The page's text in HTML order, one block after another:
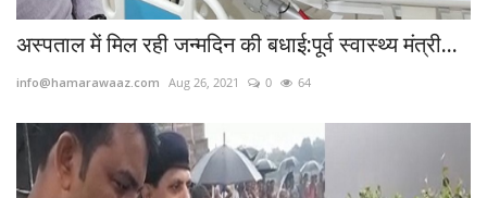
अस्पताल में मिल रही जन्मदिन की बधाई:पूर्व स्वास्थ्य मंत्री...
info@hamarawaaz.com Aug 26, 2021 0 64